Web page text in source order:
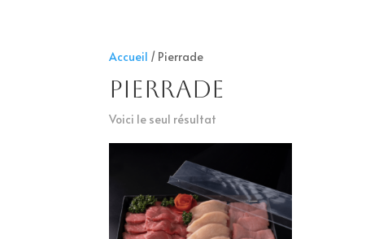
Accueil / Pierrade
Pierrade
Voici le seul résultat